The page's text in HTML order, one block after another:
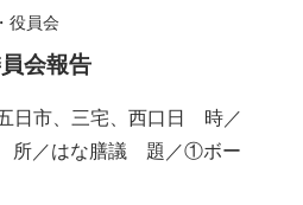
役員会
会報告
日市、三宅、西口日 時／
所／はな膳議 題／①ボー